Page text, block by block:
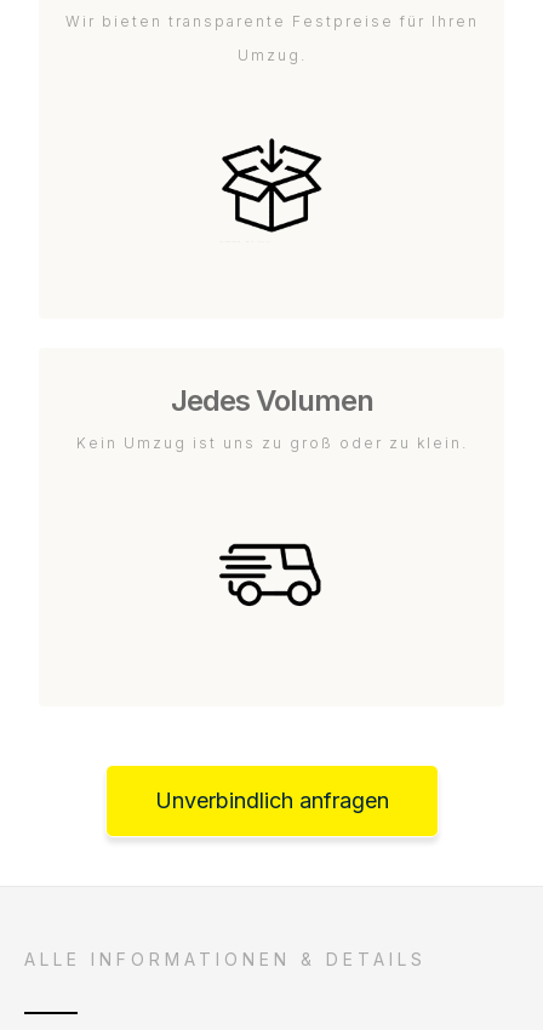
Wir bieten transparente Festpreise für Ihren
Umzug.
Jedes Volumen
Kein Umzug ist uns zu groß oder zu klein.
Unverbindlich anfragen
ALLE INFORMATIONEN & DETAILS